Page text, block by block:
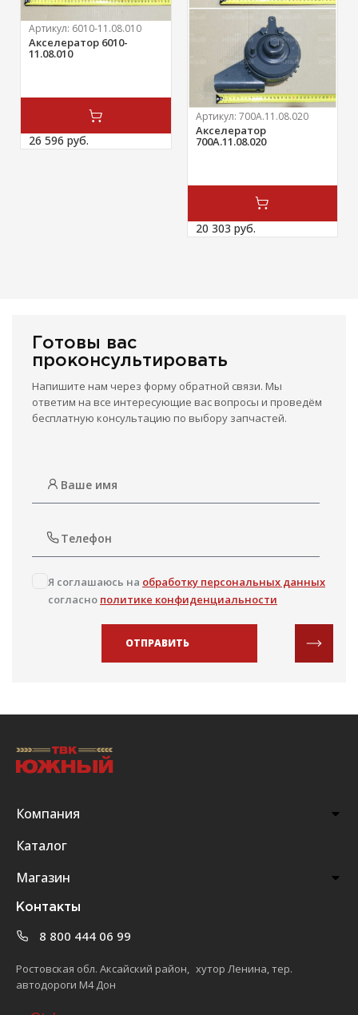
Артикул: 6010-11.08.010
Акселератор 6010-
11.08.010
26 596 руб.
Артикул: 700А.11.08.020
Акселератор
700А.11.08.020
20 303 руб.
Готовы вас
проконсультировать
Напишите нам через форму обратной связи. Мы
ответим на все интересующие вас вопросы и проведём
бесплатную консультацию по выбору запчастей.
Я соглашаюсь на обработку персональных данных
согласно политике конфиденциальности
ОТПРАВИТЬ
Компания
Каталог
Магазин
Контакты
8 800 444 06 99
Ростовская обл. Аксайский район, хутор Ленина, тер.
автодороги М4 Дон